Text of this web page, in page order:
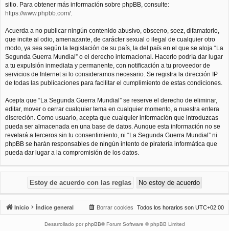
sitio. Para obtener más información sobre phpBB, consulte:
https://www.phpbb.com/.
Acuerda a no publicar ningún contenido abusivo, obsceno, soez, difamatorio,
que incite al odio, amenazante, de carácter sexual o ilegal de cualquier otro
modo, ya sea según la legislación de su país, la del país en el que se aloja “La
Segunda Guerra Mundial” o el derecho internacional. Hacerlo podría dar lugar
a tu expulsión inmediata y permanente, con notificación a tu proveedor de
servicios de Internet si lo consideramos necesario. Se registra la dirección IP
de todas las publicaciones para facilitar el cumplimiento de estas condiciones.
Acepta que “La Segunda Guerra Mundial” se reserve el derecho de eliminar,
editar, mover o cerrar cualquier tema en cualquier momento, a nuestra entera
discreción. Como usuario, acepta que cualquier información que introduzcas
pueda ser almacenada en una base de datos. Aunque esta información no se
revelará a terceros sin tu consentimiento, ni “La Segunda Guerra Mundial” ni
phpBB se harán responsables de ningún intento de piratería informática que
pueda dar lugar a la compromisión de los datos.
Inicio Índice general Todos los horarios son UTC+02:00
Borrar cookies
Desarrollado por phpBB® Forum Software © phpBB Limited